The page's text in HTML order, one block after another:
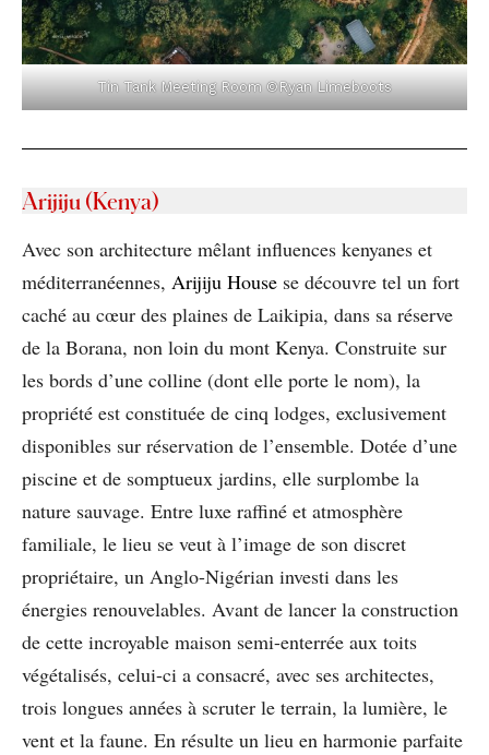
Tin Tank Meeting Room ©Ryan Limeboots
Arijiju (Kenya)
Avec son architecture mêlant influences kenyanes et
méditerranéennes, Arijiju House se découvre tel un fort
caché au cœur des plaines de Laikipia, dans sa réserve
de la Borana, non loin du mont Kenya. Construite sur
les bords d’une colline (dont elle porte le nom), la
propriété est constituée de cinq lodges, exclusivement
disponibles sur réservation de l’ensemble. Dotée d’une
piscine et de somptueux jardins, elle surplombe la
nature sauvage. Entre luxe raffiné et atmosphère
familiale, le lieu se veut à l’image de son discret
propriétaire, un Anglo-Nigérian investi dans les
énergies renouvelables. Avant de lancer la construction
de cette incroyable maison semi-enterrée aux toits
végétalisés, celui-ci a consacré, avec ses architectes,
trois longues années à scruter le terrain, la lumière, le
vent et la faune. En résulte un lieu en harmonie parfaite